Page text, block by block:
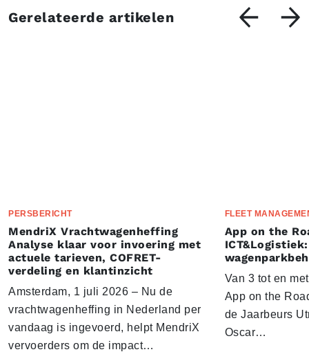
Gerelateerde artikelen
PERSBERICHT
MendriX Vrachtwagenheffing
Analyse klaar voor invoering met
actuele tarieven, COFRET-
verdeling en klantinzicht
Amsterdam, 1 juli 2026 – Nu de
vrachtwagenheffing in Nederland per
vandaag is ingevoerd, helpt MendriX
vervoerders om de impact…
FLEET
App on the
Van 3 tot en
App on the
de Jaarbeurs
Oscar…